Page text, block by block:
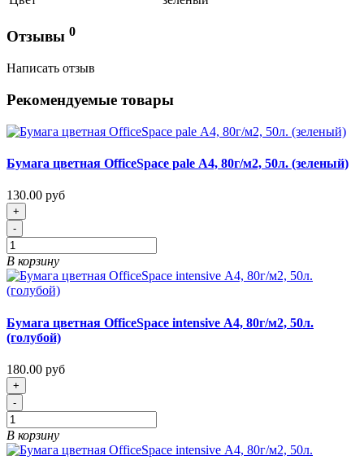
Отзывы 0
Написать отзыв
Рекомендуемые товары
Бумага цветная OfficeSpace pale А4, 80г/м2, 50л. (зеленый)
130.00 руб
+
-
В корзину
Бумага цветная OfficeSpace intensive А4, 80г/м2, 50л.
(голубой)
180.00 руб
+
-
В корзину